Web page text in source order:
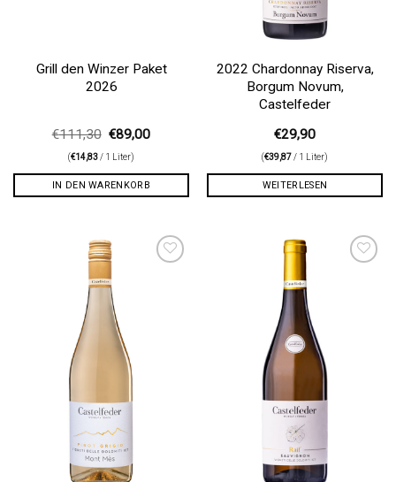
Grill den Winzer Paket
2026
€111,30 Ursprünglicher
war:
€111,30
€89,00Aktueller
€89,00.
(€14,83/ 1 Liter)
IN DEN WARENKORB
2022 Chardonnay Riserva,
Borgum Novum,
Castelfeder
€29,90
(€39,87/ 1 Liter)
WEITERLESEN